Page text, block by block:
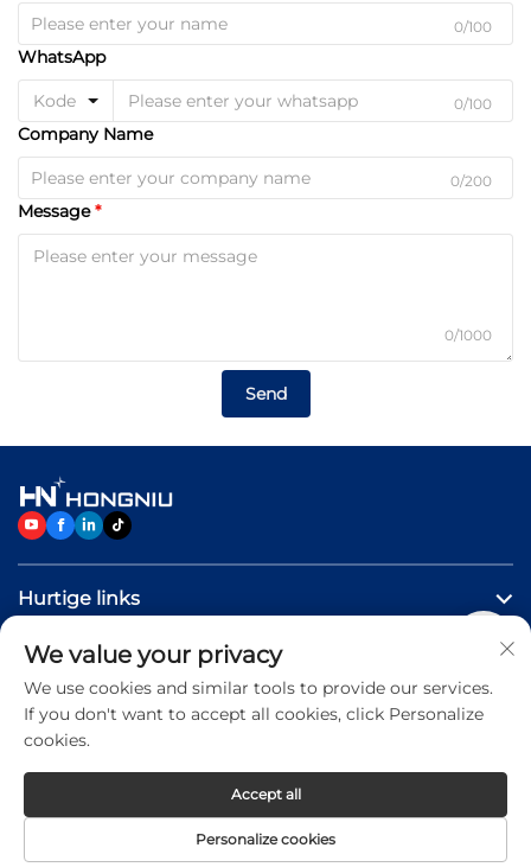
0/100
WhatsApp
Kode 0/100
Company Name
0/200
Message
0/1000
Send
Hurtige links
Produkter
Kontakt os
Copyright © 2026 Jinan Hongniu Machinery Equipment
We value your privacy
We use cookies and similar tools to provide our services.
If you don't want to accept all cookies, click Personalize
cookies.
Personalize cookies
Accept all